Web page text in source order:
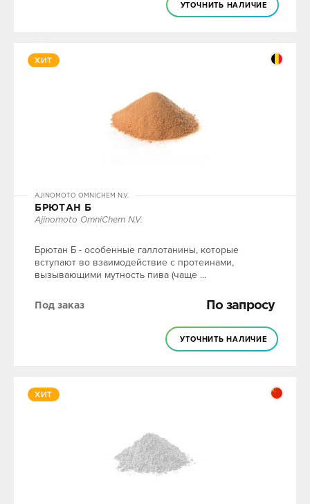
УТОЧНИТЬ НАЛИЧИЕ
ХИТ
AJINOMOTO OMNICHEM N.V.
БРЮТАН Б
Ajinomoto OmniChem N.V.
Брютан Б - особенные галлотанины, которые
вступают во взаимодействие с протеинами,
вызывающими мутность пива (чаще ...
Под заказ По запросу
УТОЧНИТЬ НАЛИЧИЕ
ХИТ